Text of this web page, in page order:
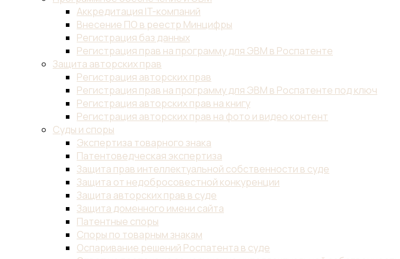
Аккредитация IT-компаний
Внесение ПО в реестр Минцифры
Регистрация баз данных
Регистрация прав на программу для ЭВМ в Роспатенте
Защита авторских прав
Регистрация авторских прав
Регистрация прав на программу для ЭВМ в Роспатенте под ключ
Регистрация авторских прав на книгу
Регистрация авторских прав на фото и видео контент
Суды и споры
Экспертиза товарного знака
Патентоведческая экспертиза
Защита прав интеллектуальной собственности в суде
Защита от недобросовестной конкуренции
Защита авторских прав в суде
Защита доменного имени сайта
Патентные споры
Споры по товарным знакам
Оспаривание решений Роспатента в суде